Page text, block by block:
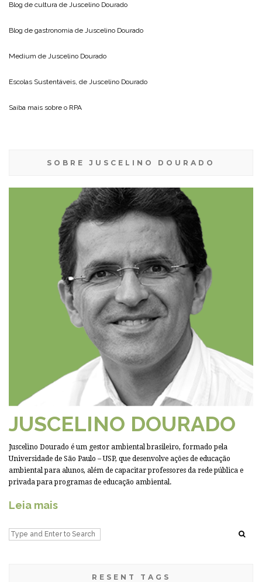
Blog de cultura de Juscelino Dourado
Blog de gastronomia de Juscelino Dourado
Medium de Juscelino Dourado
Escolas Sustentáveis, de Juscelino Dourado
Saiba mais sobre o RPA
SOBRE JUSCELINO DOURADO
JUSCELINO DOURADO
Juscelino Dourado é um gestor ambiental brasileiro, formado pela
Universidade de São Paulo – USP, que desenvolve ações de educação
ambiental para alunos, além de capacitar professores da rede pública e
privada para programas de educação ambiental.
Leia mais
RESENT TAGS